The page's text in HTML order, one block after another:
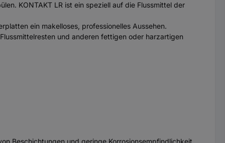
KONTAKT LR ist ein speziell auf die Flussmittel der
ein makelloses, professionelles Aussehen.
und anderen fettigen oder harzartigen
Beschichtungen und geringe Korrosionsempfindlichkeit.